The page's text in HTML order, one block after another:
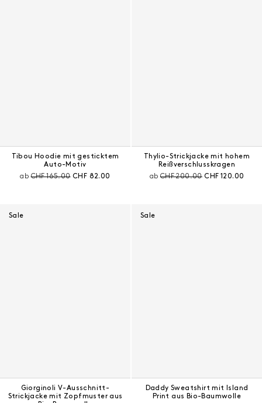
Tibou Hoodie mit gesticktem
Auto-Motiv
abPreis vor Rabatt:
CHF 165.00 Aktueller Preis:
CHF 82.00
Thylio-Strickjacke mit hohem
Reißverschlusskragen
abPreis vor Rabatt:
CHF 200.00 Aktueller Preis:
CHF 120.00
Sale
Giorginoli V-Ausschnitt-
Strickjacke mit Zopfmuster aus
Sale
Daddy Sweatshirt mit Island
Print aus Bio-Baumwolle